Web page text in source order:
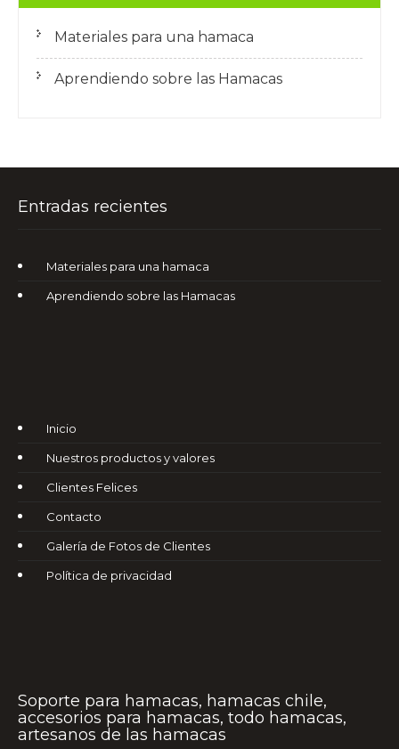
Materiales para una hamaca
Aprendiendo sobre las Hamacas
Entradas recientes
Materiales para una hamaca
Aprendiendo sobre las Hamacas
Inicio
Nuestros productos y valores
Clientes Felices
Contacto
Galería de Fotos de Clientes
Política de privacidad
Soporte para hamacas, hamacas chile,
accesorios para hamacas, todo hamacas,
artesanos de las hamacas